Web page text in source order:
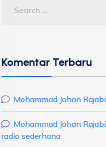
Komentar Terbaru
Mohammad Johan Rajabi
Mohammad Johan Rajabi
radio sederhana